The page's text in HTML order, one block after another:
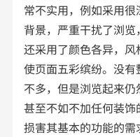
常不实用，例如采用
背景，严重干扰了浏
还采用了颜色各异，风
使页面五彩缤纷。没
不多，但是浏览起来
甚至不如不加任何装
损害其基本的功能的